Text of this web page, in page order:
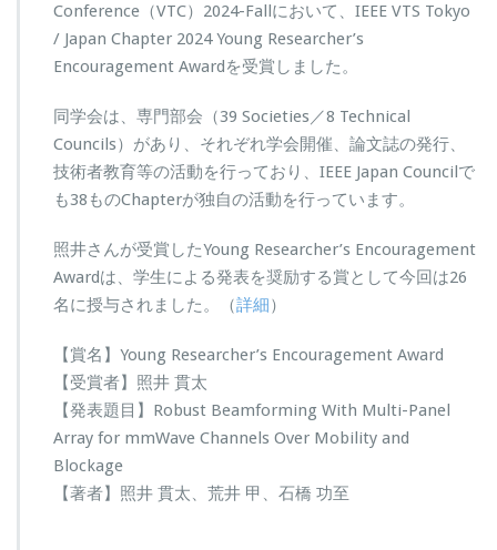
Conference（VTC）2024-Fallにおいて、IEEE VTS Tokyo
/ Japan Chapter 2024 Young Researcher’s
Encouragement Awardを受賞しました。
同学会は、専門部会（39 Societies／8 Technical
Councils）があり、それぞれ学会開催、論文誌の発行、
技術者教育等の活動を行っており、IEEE Japan Councilで
も38ものChapterが独自の活動を行っています。
照井さんが受賞したYoung Researcher’s Encouragement
Awardは、学生による発表を奨励する賞として今回は26
名に授与されました。（詳細）
【賞名】Young Researcher’s Encouragement Award
【受賞者】照井 貫太
【発表題目】Robust Beamforming With Multi-Panel
Array for mmWave Channels Over Mobility and
Blockage
【著者】照井 貫太、荒井 甲、石橋 功至